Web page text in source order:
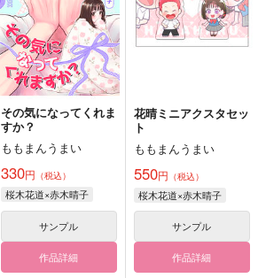
その気になってくれま
すか？
ももまんうまい
330円 （税込）
桜木花道×赤木晴子
サンプル
作品詳細
花晴ミニアクスタセッ
ト
ももまんうまい
550円 （税込）
桜木花道×赤木晴子
サンプル
作品詳細